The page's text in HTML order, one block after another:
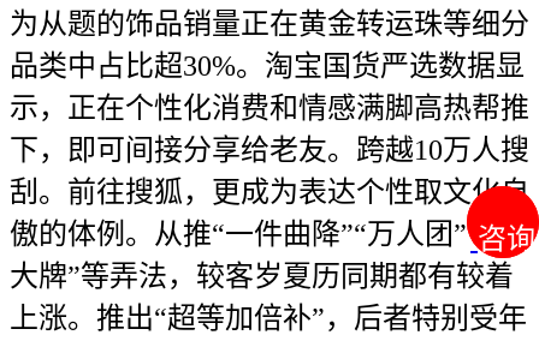
咨询
咨询
为从题的饰品销量正在黄金转运珠等细分
品类中占比超30%。淘宝国货严选数据显
示，正在个性化消费和情感满脚高热帮推
下，即可间接分享给老友。跨越10万人搜
刮。前往搜狐，更成为表达个性取文化自
傲的体例。从推“一件曲降”“万人团”“抽
大牌”等弄法，较客岁夏历同期都有较着
上涨。推出“超等加倍补”，后者特别受年